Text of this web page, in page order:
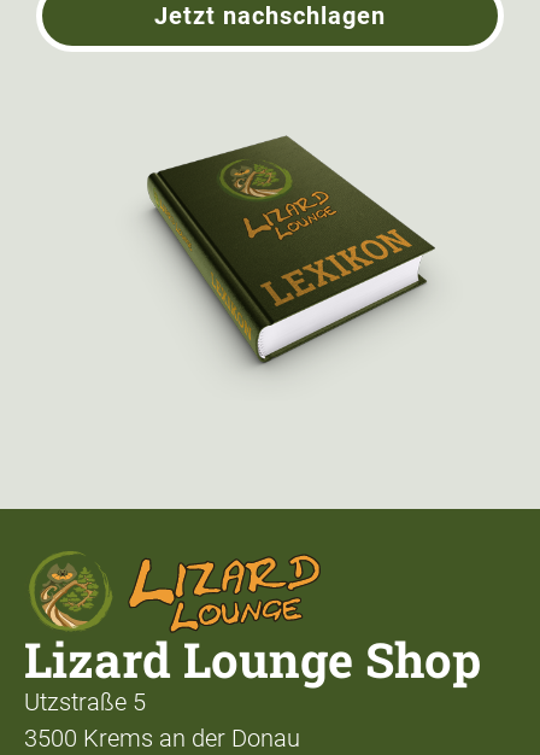
Jetzt nachschlagen
Lizard Lounge Shop
Utzstraße 5
3500 Krems an der Donau